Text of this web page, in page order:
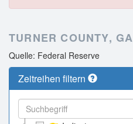
TURNER COUNTY, GA
Quelle: Federal Reserve
Zeitreihen filtern